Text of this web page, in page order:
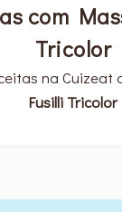
com
Tricolor
na Cuizeat
Fusilli Tricolor